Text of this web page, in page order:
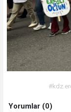
Yorumlar (0)